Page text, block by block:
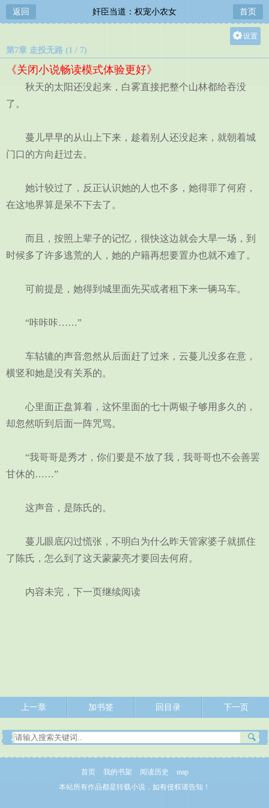
返回 奸臣当道：权宠小农女 首页
设置
中
第7章 走投无路 (1 / 7)
《关闭小说畅读模式体验更好》
秋天的太阳还没起来，白雾直接把整个山林都给吞没
了。
蔓儿早早的从山上下来，趁着别人还没起来，就朝着城
门口的方向赶过去。
她计较过了，反正认识她的人也不多，她得罪了何府，
在这地界算是呆不下去了。
而且，按照上辈子的记忆，很快这边就会大旱一场，到
时候多了许多逃荒的人，她的户籍再想要置办也就不难了。
可前提是，她得到城里面先买或者租下来一辆马车。
“咔咔咔……”
车轱辘的声音忽然从后面赶了过来，云蔓儿没多在意，
横竖和她是没有关系的。
心里面正盘算着，这怀里面的七十两银子够用多久的，
却忽然听到后面一阵咒骂。
“我哥哥是秀才，你们要是不放了我，我哥哥也不会善罢
甘休的……”
这声音，是陈氏的。
蔓儿眼底闪过慌张，不明白为什么昨天管家婆子就抓住
了陈氏，怎么到了这天蒙蒙亮才要回去何府。
内容未完，下一页继续阅读
上一章 加书签 回目录 下一页
首页 我的书架 阅读历史
map
本站所有作品都是转载小说，如有侵权请告知！